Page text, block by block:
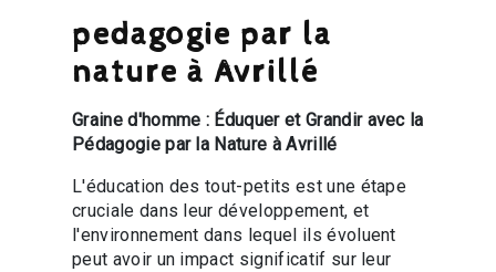
pedagogie par la
nature à Avrillé
Graine d'homme : Éduquer et Grandir avec la
Pédagogie par la Nature à Avrillé
L'éducation des tout-petits est une étape
cruciale dans leur développement, et
l'environnement dans lequel ils évoluent
peut avoir un impact significatif sur leur